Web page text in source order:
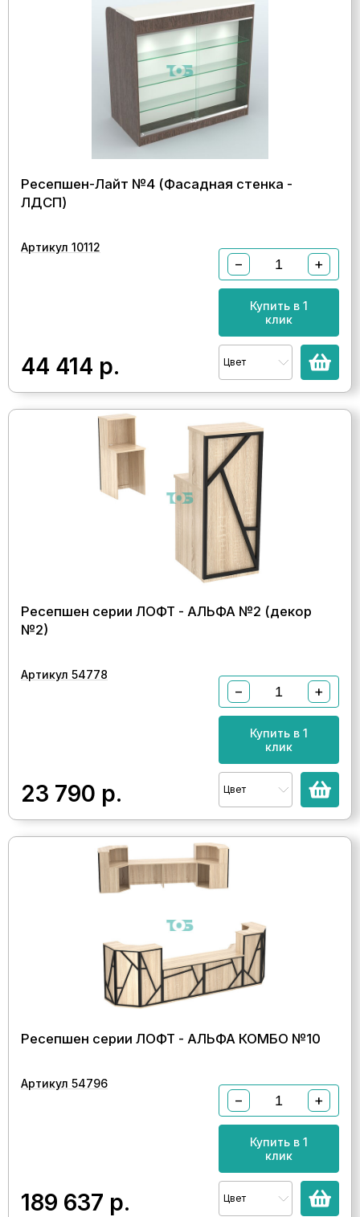
Ресепшен-Лайт №4 (Фасадная стенка -
ЛДСП)
Артикул 10112
44 414 р.
− +
Купить в 1
клик
Цвет
Ресепшен серии ЛОФТ - АЛЬФА №2 (декор
№2)
Артикул 54778
23 790 р.
− +
Купить в 1
клик
Цвет
Ресепшен серии ЛОФТ - АЛЬФА КОМБО №10
Артикул 54796
189 637 р.
− +
Купить в 1
клик
Цвет